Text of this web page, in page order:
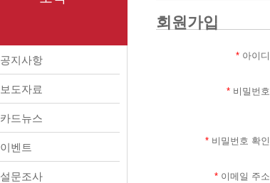
공지사항
보도자료
카드뉴스
이벤트
설문조사
회원가입
* 아이디
* 비밀번호
* 비밀번호 확인
* 이메일 주소